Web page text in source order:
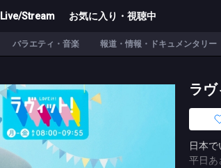
Live/Stream お気に入り・視聴中
バラエティ・音楽 報道・情報・ドキュメンタリー
ラヴ
日本で
平日あ